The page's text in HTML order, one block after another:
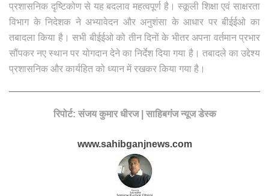
प्रशासनिक दृष्टिकोण से यह बदलाव महत्वपूर्ण है। स्कूली शिक्षा एवं साक्षरता
विभाग के निदेशक ने अभ्यावेदन और अनुशंसा के आधार पर बीईईओ का
तबादला किया है। सभी बीईईओ को तीन दिनों के भीतर अपना वर्तमान प्रभार
सौंपकर नए स्थान पर योगदान देने का निर्देश दिया गया है। तबादले का उद्देश्य
प्रशासनिक और कार्यहित को ध्यान में रखकर किया गया है।
रिपोर्ट: संजय कुमार धीरज | साहिबगंज न्यूज डेस्क
www.sahibganjnews.com